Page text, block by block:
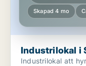
Skapad 4 mo
Industrilokal i
Industrilokal att